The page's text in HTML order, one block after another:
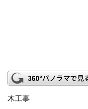
木工事